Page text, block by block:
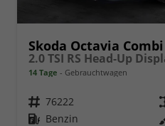
Skoda Octavia Combi
14 Tage Gebrauchtwagen
Fahrzeugnr. 76222
Kraftstoff Benzin